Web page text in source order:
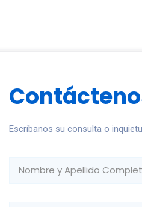
Escríbanos su consulta o